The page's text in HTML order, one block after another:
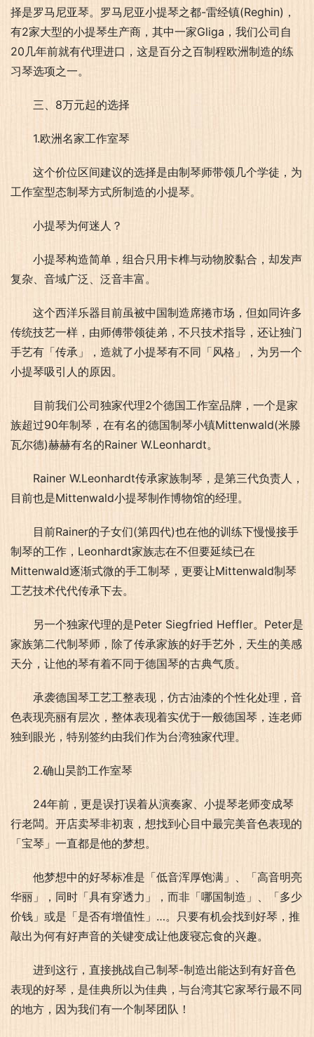
择是罗马尼亚琴。罗马尼亚小提琴之都-雷经镇(Reghin)，
有2家大型的小提琴生产商，其中一家Gliga，我们公司自
20几年前就有代理进口，这是百分之百制程欧洲制造的练
习琴选项之一。
三、8万元起的选择
1.欧洲名家工作室琴
这个价位区间建议的选择是由制琴师带领几个学徒，为
工作室型态制琴方式所制造的小提琴。
小提琴为何迷人？
小提琴构造简单，组合只用卡榫与动物胶黏合，却发声
复杂、音域广泛、泛音丰富。
这个西洋乐器目前虽被中国制造席捲市场，但如同许多
传统技艺一样，由师傅带领徒弟，不只技术指导，还让独门
手艺有「传承」，造就了小提琴有不同「风格」，为另一个
小提琴吸引人的原因。
目前我们公司独家代理2个德国工作室品牌，一个是家
族超过90年制琴，在有名的德国制琴小镇Mittenwald(米滕
瓦尔德)赫赫有名的Rainer W.Leonhardt。
Rainer W.Leonhardt传承家族制琴，是第三代负责人，
目前也是Mittenwald小提琴制作博物馆的经理。
目前Rainer的子女们(第四代)也在他的训练下慢慢接手
制琴的工作，Leonhardt家族志在不但要延续已在
Mittenwald逐渐式微的手工制琴，更要让Mittenwald制琴
工艺技术代代传承下去。
另一个独家代理的是Peter Siegfried Heffler。Peter是
家族第二代制琴师，除了传承家族的好手艺外，天生的美感
天分，让他的琴有着不同于德国琴的古典气质。
承袭德国琴工艺工整表现，仿古油漆的个性化处理，音
色表现亮丽有层次，整体表现着实优于一般德国琴，连老师
独到眼光，特别签约由我们作为台湾独家代理。
2.确山昊韵工作室琴
24年前，更是误打误着从演奏家、小提琴老师变成琴
行老闆。开店卖琴非初衷，想找到心目中最完美音色表现的
「宝琴」一直都是他的梦想。
他梦想中的好琴标准是「低音浑厚饱满」、「高音明亮
华丽」，同时「具有穿透力」，而非「哪国制造」、「多少
价钱」或是「是否有增值性」…。只要有机会找到好琴，推
敲出为何有好声音的关键变成让他废寝忘食的兴趣。
进到这行，直接挑战自己制琴-制造出能达到有好音色
表现的好琴，是佳典所以为佳典，与台湾其它家琴行最不同
的地方，因为我们有一个制琴团队！